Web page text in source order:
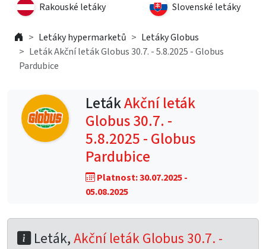
Rakouské letáky Slovenské letáky
Letáky hypermarketů
Letáky Globus
Leták Akční leták Globus 30.7. - 5.8.2025 - Globus
Pardubice
LetákAkční leták
Globus 30.7. -
5.8.2025 - Globus
Pardubice
Platnost: 30.07.2025 -
05.08.2025
Leták,Akční leták Globus 30.7. -